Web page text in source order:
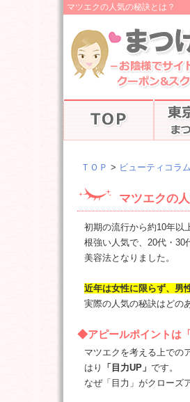
マツエクの人気の秘訣とは？
ＴＯＰ > ビューティコラム
マツエクの
初期の流行から約10年以
根強い人気で、20代・30
美容法となりました。
近年は女性に限らず、男
実際の人気の秘訣はどの
◆アピールポイントは「
マツエクを考える上での
はり
「目力UP」 です。
なぜ「目力」がクローズ